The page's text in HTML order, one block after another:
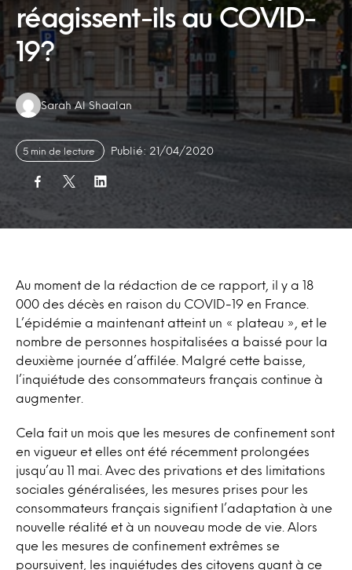
réagissent-ils au COVID-
19?
Authors:
Sarah Al Shaalan
5 min de lecture Publié: 21/04/2020
Au moment de la rédaction de ce rapport, il y a 18
000 des décès en raison du COVID-19 en France.
L’épidémie a maintenant atteint un « plateau », et le
nombre de personnes hospitalisées a baissé pour la
deuxième journée d’affilée. Malgré cette baisse,
l’inquiétude des consommateurs français continue à
augmenter.
Cela fait un mois que les mesures de confinement sont
en vigueur et elles ont été récemment prolongées
jusqu’au 11 mai. Avec des privations et des limitations
sociales généralisées, les mesures prises pour les
consommateurs français signifient l’adaptation à une
nouvelle réalité et à un nouveau mode de vie. Alors
que les mesures de confinement extrêmes se
poursuivent, les inquiétudes des citoyens quant à ce